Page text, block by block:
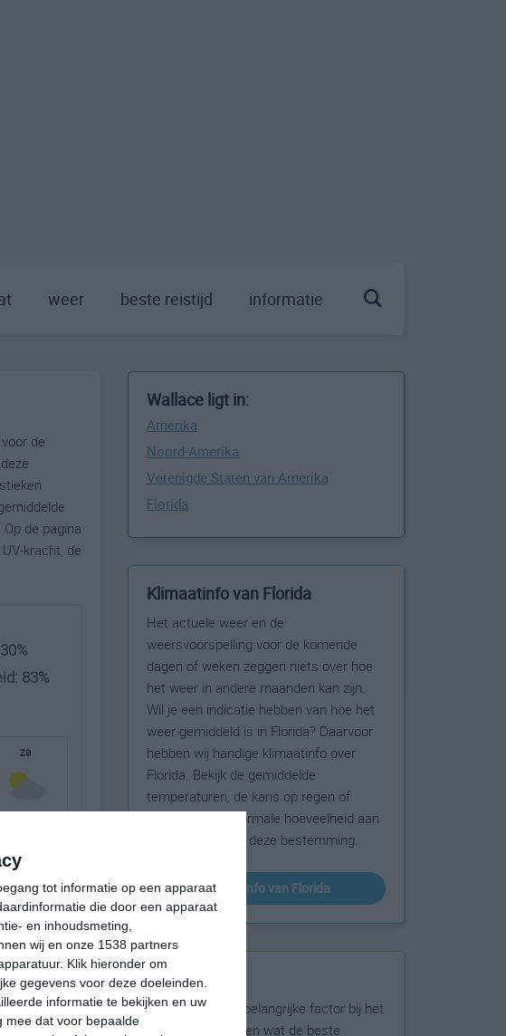
tot informatie op een apparaat
die door een apparaat
en inhoudsmeting,
wij en onze 1538 partners
Klik hieronder om
gegevens voor deze doeleinden.
informatie te bekijken en uw
mee dat voor bepaalde
weer beste reistijd informatie
de
de pagina
kracht, de
83%
za
25°C
05:00
05:00
Wallace ligt in:
Amerika
Noord-Amerika
Verenigde Staten van Amerika
Florida
Klimaatinfo van Florida
Het actuele weer en de
weersvoorspelling voor de komende
dagen of weken zeggen niets over hoe
het weer in andere maanden kan zijn.
Wil je een indicatie hebben van hoe het
weer gemiddeld is in Florida? Daarvoor
hebben wij handige klimaatinfo over
Florida. Bekijk de gemiddelde
temperaturen, de kans op regen of
sneeuw en de normale hoeveelheid aan
zonneschijn voor deze bestemming.
klimaatinfo van Florida
Beste reistijd
Het weer is een belangrijke factor bij het
reizen. Wil je weten wat de beste